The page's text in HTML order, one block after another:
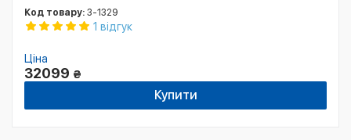
Код товару: 3-1329
1 відгук
Ціна
32099 ₴
Купити